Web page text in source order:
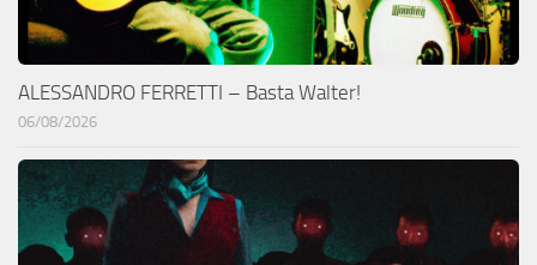
ALESSANDRO FERRETTI – Basta Walter!
06/08/2026